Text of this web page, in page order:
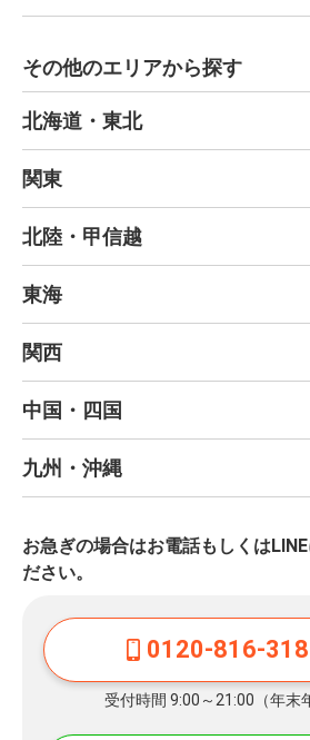
その他のエリアから探す
北海道・東北
関東
北陸・甲信越
東海
関西
中国・四国
九州・沖縄
お急ぎの場合はお電話もしくは
ださい。
0120-816-318
受付時間 9:00～21:00（年末